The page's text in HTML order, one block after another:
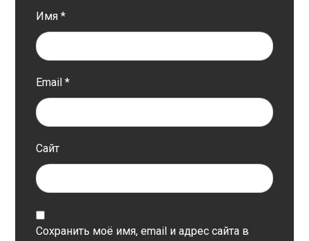
Имя*
Email*
Сайт
Сохранить моё имя, email и адрес сайта в